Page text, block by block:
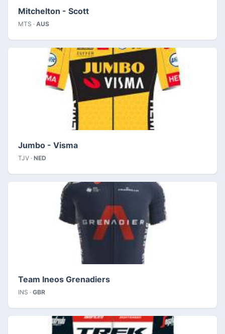
Mitchelton - Scott
MTS · AUS
Jumbo - Visma
TJV · NED
Team Ineos Grenadiers
INS · GBR